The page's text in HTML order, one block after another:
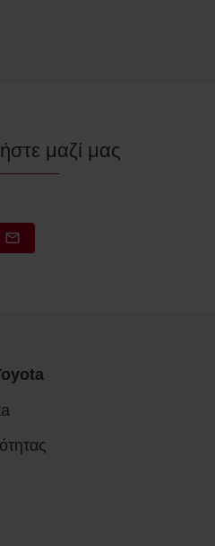
μαζί μας